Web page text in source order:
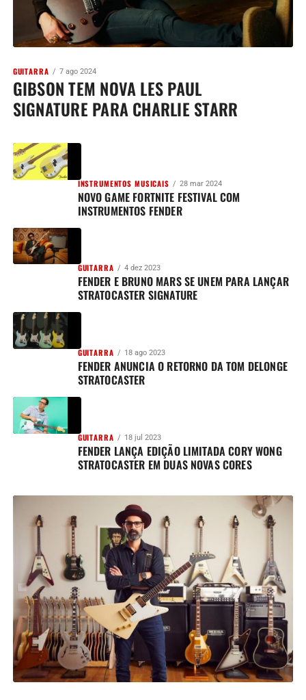
GUITARRA 7 ago 2024
GIBSON TEM NOVA LES PAUL
SIGNATURE PARA CHARLIE STARR
INSTRUMENTOS MUSICAIS 28 mar 2024
NOVO GAME FORTNITE FESTIVAL COM
INSTRUMENTOS FENDER
GUITARRA 4 dez 2023
FENDER E BRUNO MARS SE UNEM PARA LANÇAR
STRATOCASTER SIGNATURE
GUITARRA 18 ago 2023
FENDER ANUNCIA O RETORNO DA TOM DELONGE
STRATOCASTER
GUITARRA 18 jul 2023
FENDER LANÇA EDIÇÃO LIMITADA CORY WONG
STRATOCASTER EM DUAS NOVAS CORES